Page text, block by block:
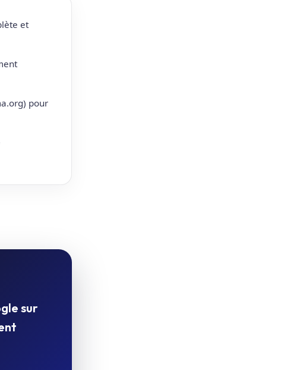
et
pour
sur